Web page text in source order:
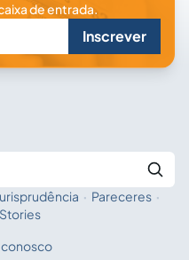
de entrada.
Inscrever
a IA
· Pareceres ·
Stories
conosco